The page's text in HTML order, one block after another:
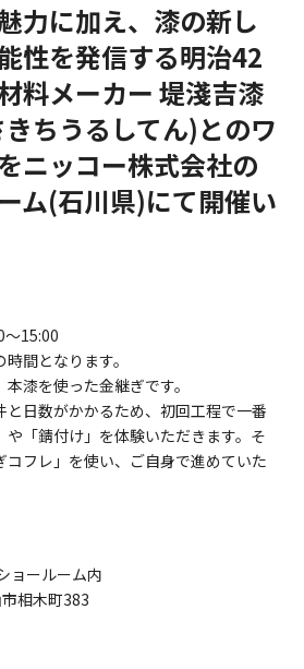
力に加え、漆の新し
性を発信する明治42
料メーカー 堤淺吉漆
ちうるしてん)とのワ
ニッコー株式会社の
ム(石川県)にて開催い
15:00
間となります。
漆を使った金継ぎです。
と日数がかかるため、初回工程で一番
「錆付け」を体験いただきます。そ
コフレ」を使い、ご自身で進めていた
ョールーム内
相木町383